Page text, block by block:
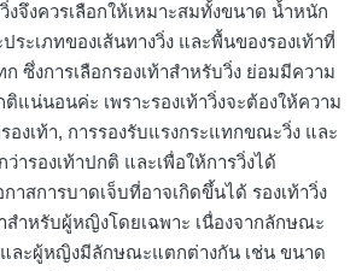
งจึงควรเลือกให้เหมาะสมทั้งขนาด น้ำหนัก
ระเภทของเส้นทางวิ่ง และพื้นของรองเท้าที่
ซึ่งการเลือกรองเท้าสำหรับวิ่ง ย่อมมีความ
แน่นอนค่ะ เพราะรองเท้าวิ่งจะต้องให้ความ
องเท้า, การรองรับแรงกระแทกขณะวิ่ง และ
ารองเท้าปกติ และเพื่อให้การวิ่งได้
าสการบาดเจ็บที่อาจเกิดขึ้นได้ รองเท้าวิ่ง
สำหรับผู้หญิงโดยเฉพาะ เนื่องจากลักษณะ
ละผู้หญิงมีลักษณะแตกต่างกัน เช่น ขนาด